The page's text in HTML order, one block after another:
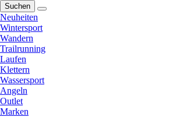
Suchen
Neuheiten
Wintersport
Wandern
Trailrunning
Laufen
Klettern
Wassersport
Angeln
Outlet
Marken